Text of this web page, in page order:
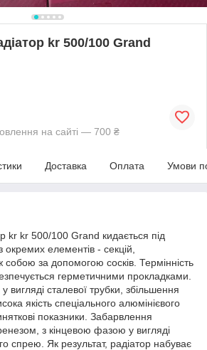
kr 500/100 Grand
на сайті — 700 ₴
Доставка Оплата Умови
kr kr 500/100 Grand кидається під
окремих елементів - секцій,
собою за допомогою сосків. Термінність
герметичними прокладками.
вигляді сталевої трубки, збільшення
якість спеціального алюмінієвого
показники. Забарвлення
з кінцевою фазою у вигляді
спрею. Як результат, радіатор набуває